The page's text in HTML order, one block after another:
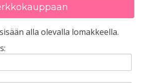
alla olevalla lomakkeella.